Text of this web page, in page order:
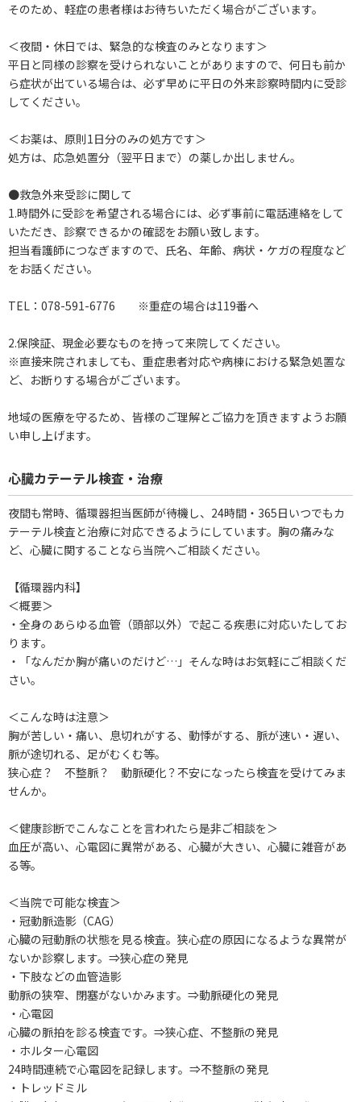
そのため、軽症の患者様はお待ちいただく場合がございます。
＜夜間・休日では、緊急的な検査のみとなります＞
平日と同様の診察を受けられないことがありますので、何日も前か
ら症状が出ている場合は、必ず早めに平日の外来診察時間内に受診
してください。
＜お薬は、原則1日分のみの処方です＞
処方は、応急処置分（翌平日まで）の薬しか出しません。
●救急外来受診に関して
1.時間外に受診を希望される場合には、必ず事前に電話連絡をして
いただき、診察できるかの確認をお願い致します。
担当看護師につなぎますので、氏名、年齢、病状・ケガの程度など
をお話ください。
TEL：078-591-6776 ※重症の場合は119番へ
2.保険証、現金必要なものを持って来院してください。
※直接来院されましても、重症患者対応や病棟における緊急処置な
ど、お断りする場合がございます。
地域の医療を守るため、皆様のご理解とご協力を頂きますようお願
い申し上げます。
心臓カテーテル検査・治療
夜間も常時、循環器担当医師が待機し、24時間・365日いつでもカ
テーテル検査と治療に対応できるようにしています。胸の痛みな
ど、心臓に関することなら当院へご相談ください。
【循環器内科】
＜概要＞
・全身のあらゆる血管（頭部以外）で起こる疾患に対応いたしてお
ります。
・「なんだか胸が痛いのだけど…」そんな時はお気軽にご相談くだ
さい。
＜こんな時は注意＞
胸が苦しい・痛い、息切れがする、動悸がする、脈が速い・遅い、
脈が途切れる、足がむくむ等。
狭心症？ 不整脈？ 動脈硬化？不安になったら検査を受けてみま
せんか。
＜健康診断でこんなことを言われたら是非ご相談を＞
血圧が高い、心電図に異常がある、心臓が大きい、心臓に雑音があ
る等。
＜当院で可能な検査＞
・冠動脈造影（CAG）
心臓の冠動脈の状態を見る検査。狭心症の原因になるような異常が
ないか診察します。⇒狭心症の発見
・下肢などの血管造影
動脈の狭窄、閉塞がないかみます。⇒動脈硬化の発見
・心電図
心臓の脈拍を診る検査です。⇒狭心症、不整脈の発見
・ホルター心電図
24時間連続で心電図を記録します。⇒不整脈の発見
・トレッドミル